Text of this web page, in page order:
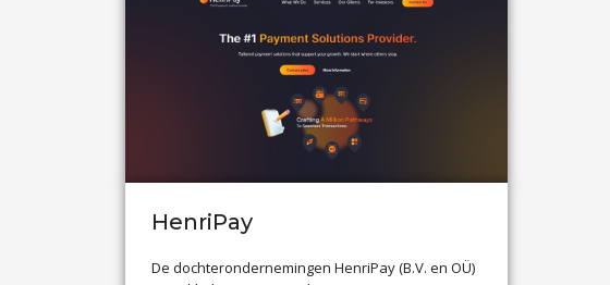
HenriPay
De dochterondernemingen HenriPay (B.V. en OÜ)